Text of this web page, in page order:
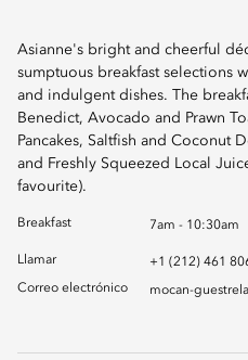
Asianne's bright and cheerful
sumptuous breakfast selections
and indulgent dishes. The
Benedict, Avocado and Prawn
Pancakes, Saltfish and Coconut
and Freshly Squeezed Local
favourite).
Breakfast 7am - 10:30am
Llamar
+1 (212) 461
Correo electrónico
mocan-